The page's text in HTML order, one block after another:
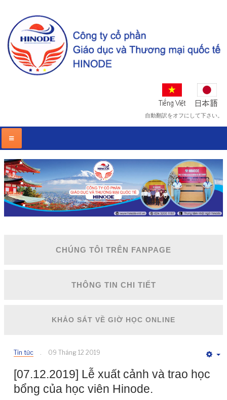
自動翻訳をオフにして下さい。
CHÚNG TÔI TRÊN FANPAGE
THÔNG TIN CHI TIẾT
KHẢO SÁT VỀ GIỜ HỌC ONLINE
Tin tức 09 Tháng 12 2019
[07.12.2019] Lễ xuất cảnh và trao học
bổng của học viên Hinode.